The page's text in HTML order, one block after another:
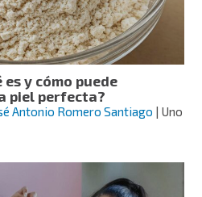
y cómo puede
piel perfecta?
Antonio Romero Santiago | Uno